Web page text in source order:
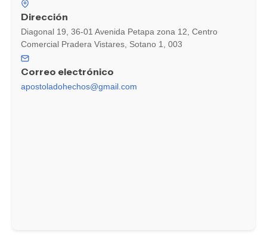
Dirección
Diagonal 19, 36-01 Avenida Petapa zona 12, Centro
Comercial Pradera Vistares, Sotano 1, 003
Correo electrónico
apostoladohechos@gmail.com